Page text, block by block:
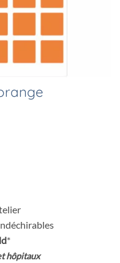
*
hôpitaux